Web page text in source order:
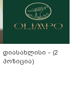
დიასახლისი - (2
პოზიცია)